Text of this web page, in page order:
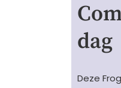
dag
Deze